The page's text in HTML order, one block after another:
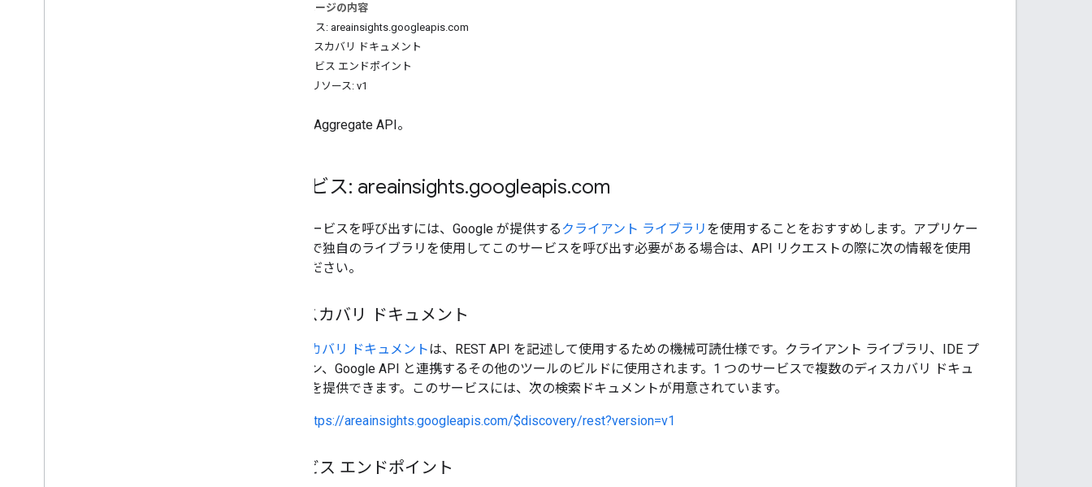
このページの内容
サービス: areainsights.googleapis.com
ディスカバリ ドキュメント
サービス エンドポイント
REST リソース: v1
Places Aggregate API。
サービス: areainsights.googleapis.com
このサービスを呼び出すには、Google が提供するクライアント ライブラリ を使用することをおすすめします。アプリケー
ションで独自のライブラリを使用してこのサービスを呼び出す必要がある場合は、API リクエストの際に次の情報を使用
してください。
ディスカバリ ドキュメント
ディスカバリ ドキュメントは、REST API を記述して使用するための機械可読仕様です。クライアント ライブラリ、IDE プ
ラグイン、Google API と連携するその他のツールのビルドに使用されます。1 つのサービスで複数のディスカバリ ドキュ
メントを提供できます。このサービスには、次の検索ドキュメントが用意されています。
https://areainsights.googleapis.com/$discovery/rest?version=v1
サービス エンドポイント